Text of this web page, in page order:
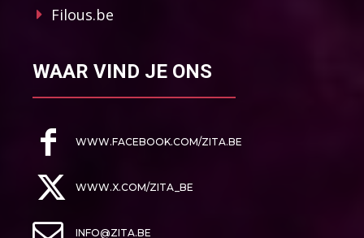
Filous.be
WAAR VIND JE ONS
WWW.FACEBOOK.COM/ZITA.BE
WWW.X.COM/ZITA_BE
INFO@ZITA.BE